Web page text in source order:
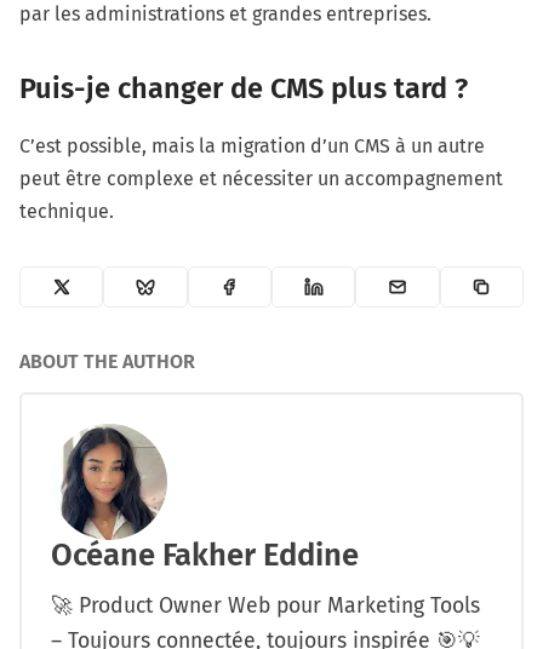
par les administrations et grandes entreprises.
Puis-je changer de CMS plus tard ?
C’est possible, mais la migration d’un CMS à un autre
peut être complexe et nécessiter un accompagnement
technique.
ABOUT THE AUTHOR
Océane Fakher Eddine
🚀 Product Owner Web pour Marketing Tools
– Toujours connectée, toujours inspirée 🎯💡